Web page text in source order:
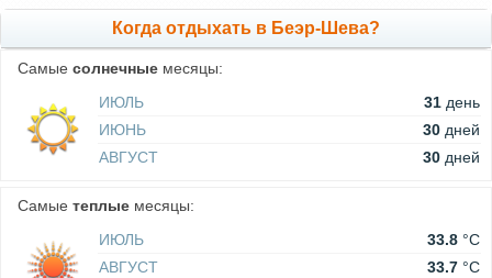
Когда отдыхать в Беэр-Шева?
Самые солнечные месяцы:
ИЮЛЬ
31 день
ИЮНЬ
30 дней
АВГУСТ
30 дней
Самые теплые месяцы:
ИЮЛЬ
33.8 °C
АВГУСТ
33.7 °C